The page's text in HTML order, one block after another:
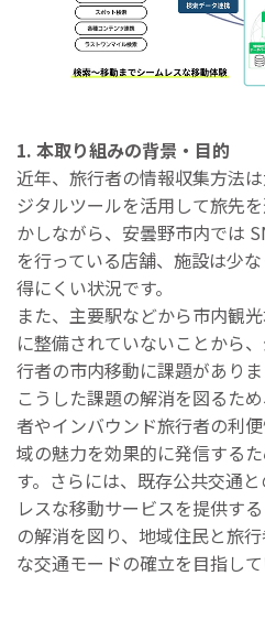
1. 本取り組みの背景・目的
近年、旅行者の情報収集方法
ジタルツールを活用して旅先
かしながら、安曇野市内では
を行っている店舗、施設は少
得にくい状況です。
また、主要駅などから市内観
に整備されていないことから
行者の市内移動に課題がありま
こうした課題の解消を図るた
者やインバウンド旅行者の利
域の魅力を効果的に発信する
す。さらには、既存公共交通
レスな移動サービスを提供す
の解消を図り、地域住民と旅
な交通モードの確立を目指して